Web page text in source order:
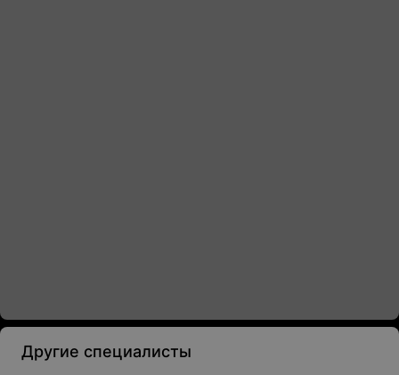
Другие специалисты